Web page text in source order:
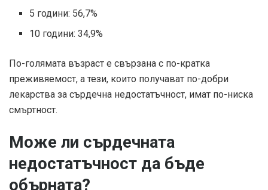
5 години: 56,7%
10 години: 34,9%
По-голямата възраст е свързана с по-кратка
преживяемост, а тези, които получават по-добри
лекарства за сърдечна недостатъчност, имат по-ниска
смъртност.
Може ли сърдечната
недостатъчност да бъде
обърната?